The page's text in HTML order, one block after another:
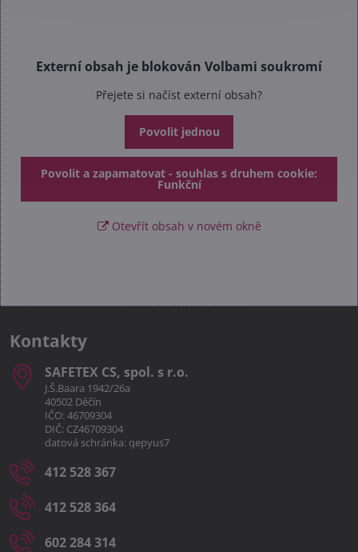
Externí obsah je blokován Volbami soukromí
Přejete si načíst externí obsah?
Povolit jednou
Povolit a zapamatovat - souhlas s druhem cookie:
Funkční
Otevřít obsah v novém okně
Kontakty
SAFETEX CS, spol​. s r​.o​.
J.Š.Baara 1942/26a
40502 Děčín
IČO: 46709304
DIČ: CZ46709304
datová schránka: qepyus7
412 528 367
412 528 364
602 284 314